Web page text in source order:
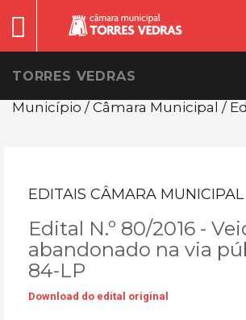
TORRES VEDRAS
Município / Câmara Municipal /
EDITAIS CÂMARA MUNICIPAL
Edital N.º 80/2016 -
abandonado na via
84-LP
Download do edital original